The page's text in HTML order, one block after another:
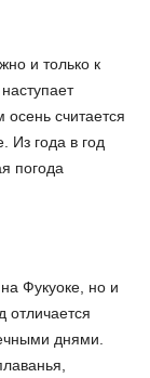
и только к
считается
Из года в год
погода
Фукуоке, но и
отличается
днями.